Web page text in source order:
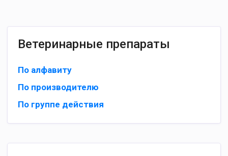
Ветеринарные препараты
По алфавиту
По производителю
По группе действия